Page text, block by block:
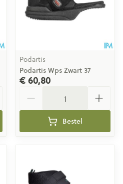
Podartis
Podartis Wps Zwart 37
€ 60,80
Bestel